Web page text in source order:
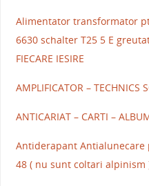
Alimentator transformator
6630 schalter T25 5 E
FIECARE IESIRE
AMPLIFICATOR – TECHNICS
ANTICARIAT – CARTI –
Antiderapant
48 ( nu sunt coltari alpinism